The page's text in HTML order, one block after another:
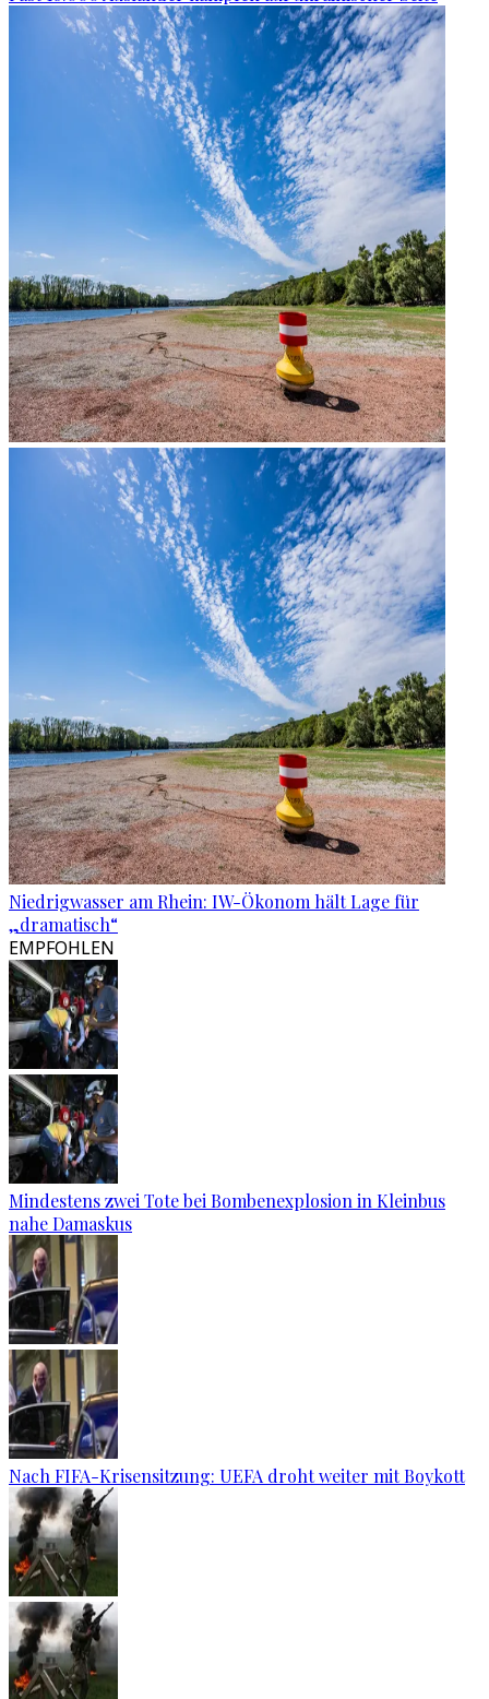
Niedrigwasser am Rhein: IW-Ökonom hält Lage für
„dramatisch“
EMPFOHLEN
Mindestens zwei Tote bei Bombenexplosion in Kleinbus
nahe Damaskus
Nach FIFA-Krisensitzung: UEFA droht weiter mit Boykott